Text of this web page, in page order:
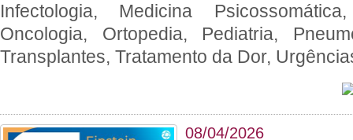
Infectologia, Medicina
Oncologia, Ortopedia, Pediatria,
Transplantes, Tratamento da Dor,
08/04/2026